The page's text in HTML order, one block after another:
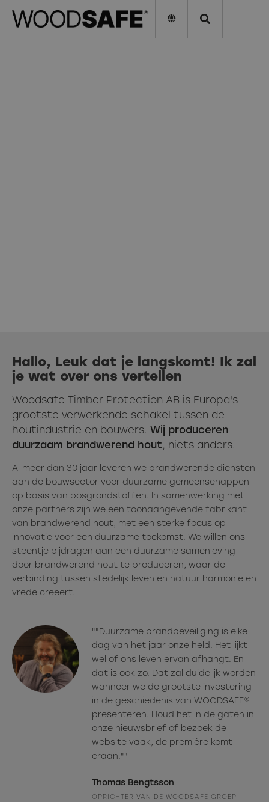
Hallo, Leuk dat je langskomt! Ik zal
je wat over ons vertellen
Woodsafe Timber Protection AB is Europa's
grootste verwerkende schakel tussen de
houtindustrie en bouwers. Wij produceren
duurzaam brandwerend hout, niets anders.
Al meer dan 30 jaar leveren we brandwerende diensten
aan de bouwsector voor duurzame gemeenschappen
op basis van bosgrondstoffen. In samenwerking met
onze partners zijn we een toonaangevende fabrikant
van brandwerend hout, met een sterke focus op
innovatie voor een duurzame toekomst. We willen ons
steentje bijdragen aan een duurzame samenleving
door brandwerend hout te produceren, waar de
verbinding tussen stedelijk leven en natuur harmonie en
vrede creëert.
""Duurzame brandbeveiliging is elke
dag van het jaar onze held. Het lijkt
wel of ons leven ervan afhangt. En
dat is ook zo. Dat zal duidelijk worden
wanneer we de grootste investering
in de geschiedenis van WOODSAFE®
presenteren. Houd het in de gaten in
onze nieuwsbrief of bezoek de
website vaak, de première komt
eraan.""
Thomas Bengtsson
OPRICHTER VAN DE WOODSAFE GROEP